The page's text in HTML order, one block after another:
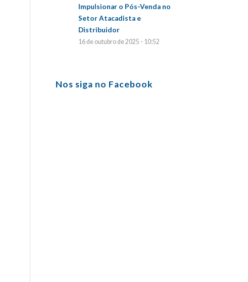
Impulsionar o Pós-Venda no
Setor Atacadista e
Distribuidor
16 de outubro de 2025 - 10:52
Nos siga no Facebook